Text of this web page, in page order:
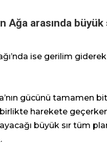
Ağa arasında büyük
ise gerilim giderek
gücünü tamamen
birlikte harekete
büyük sır tüm